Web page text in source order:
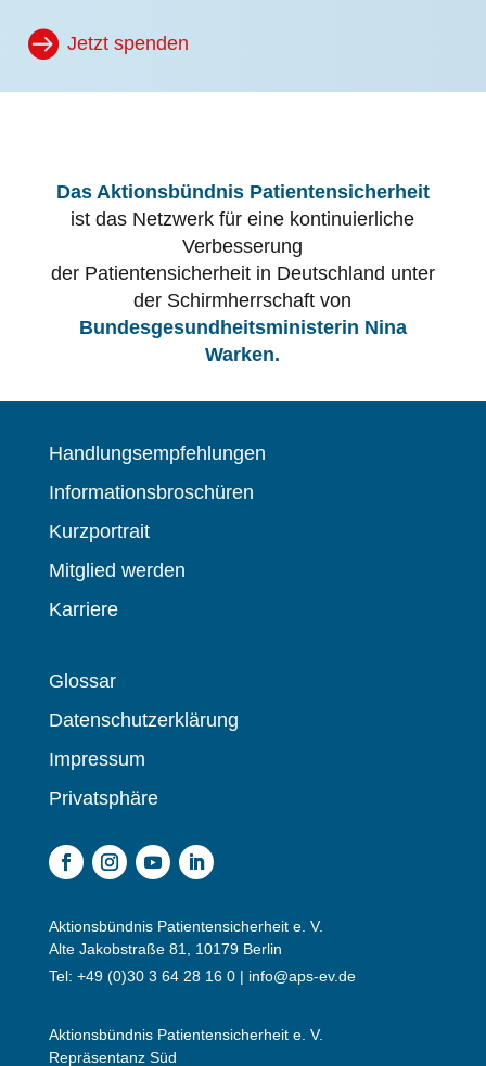
Jetzt spenden
Das Aktionsbündnis Patientensicherheit
ist das Netzwerk für eine kontinuierliche
Verbesserung
der Patientensicherheit in Deutschland unter
der Schirmherrschaft von
Bundesgesundheitsministerin Nina
Warken.
Handlungsempfehlungen
Informationsbroschüren
Kurzportrait
Mitglied werden
Karriere
Glossar
Datenschutzerklärung
Impressum
Privatsphäre
Aktionsbündnis Patientensicherheit e. V.
Alte Jakobstraße 81, 10179 Berlin
Tel: +49 (0)30 3 64 28 16 0 | info@aps-ev.de
Aktionsbündnis Patientensicherheit e. V.
Repräsentanz Süd